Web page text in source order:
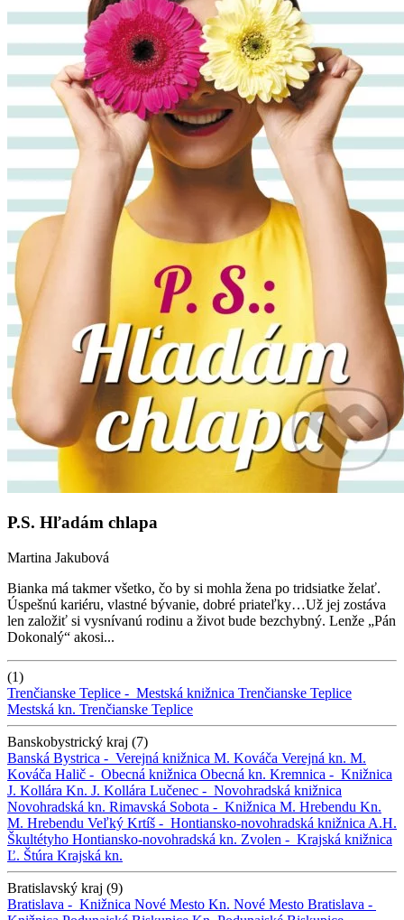
P.S. Hľadám chlapa
Martina Jakubová
Bianka má takmer všetko, čo by si mohla žena po tridsiatke želať.
Úspešnú kariéru, vlastné bývanie, dobré priateľky…Už jej zostáva
len založiť si vysnívanú rodinu a život bude bezchybný. Lenže „Pán
Dokonalý“ akosi...
(1)
Trenčianske Teplice - Mestská knižnica Trenčianske Teplice
Mestská kn. Trenčianske Teplice
Banskobystrický kraj (7)
Banská Bystrica - Verejná knižnica M. Kováča Verejná kn. M.
Kováča Halič - Obecná knižnica Obecná kn. Kremnica - Knižnica
J. Kollára Kn. J. Kollára Lučenec - Novohradská knižnica
Novohradská kn. Rimavská Sobota - Knižnica M. Hrebendu Kn.
M. Hrebendu Veľký Krtíš - Hontiansko-novohradská knižnica A.H.
Škultétyho Hontiansko-novohradská kn. Zvolen - Krajská knižnica
Ľ. Štúra Krajská kn.
Bratislavský kraj (9)
Bratislava - Knižnica Nové Mesto Kn. Nové Mesto Bratislava -